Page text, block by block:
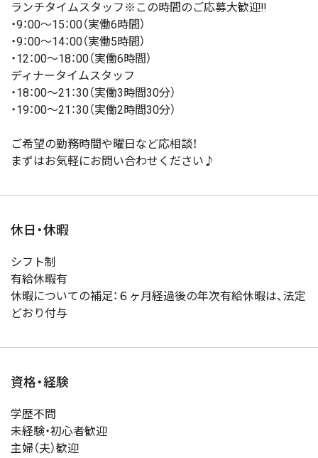
ランチタイムスタッフ※この時間のご応募大歓迎‼
・9：00～15：00（実働6時間）
・9：00～14：00（実働5時間）
・12：00～18：00（実働6時間）
ディナータイムスタッフ
・18：00～21：30（実働3時間30分）
・19：00～21：30（実働2時間30分）
ご希望の勤務時間や曜日など応相談！
まずはお気軽にお問い合わせください♪
休日・休暇
シフト制
有給休暇有
休暇についての補足：６ヶ月経過後の年次有給休暇は、法定
どおり付与
資格・経験
学歴不問
未経験・初心者歓迎
主婦（夫）歓迎